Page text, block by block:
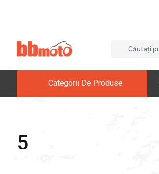
Categorii De Produse
5